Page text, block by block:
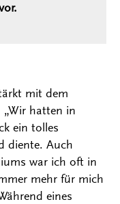
mit dem
„Wir hatten in
ein tolles
diente. Auch
war ich oft in
mehr für mich
eines